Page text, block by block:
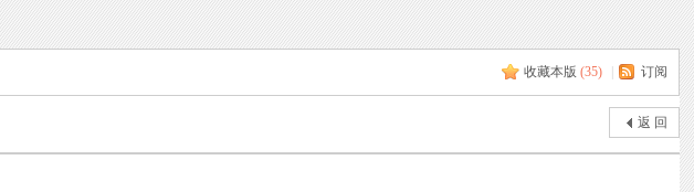
索
收藏本版 (35) 订阅
返 回